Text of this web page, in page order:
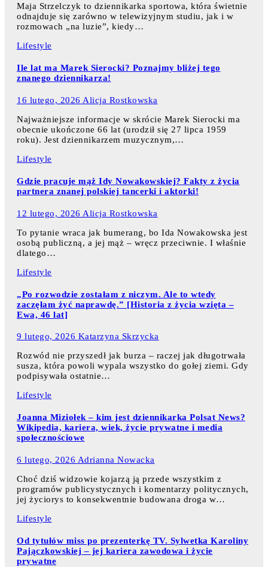
Maja Strzelczyk to dziennikarka sportowa, która świetnie
odnajduje się zarówno w telewizyjnym studiu, jak i w
rozmowach „na luzie”, kiedy…
Lifestyle
Ile lat ma Marek Sierocki? Poznajmy bliżej tego
znanego dziennikarza!
16 lutego, 2026 Alicja Rostkowska
Najważniejsze informacje w skrócie Marek Sierocki ma
obecnie ukończone 66 lat (urodził się 27 lipca 1959
roku). Jest dziennikarzem muzycznym,…
Lifestyle
Gdzie pracuje mąż Idy Nowakowskiej? Fakty z życia
partnera znanej polskiej tancerki i aktorki!
12 lutego, 2026 Alicja Rostkowska
To pytanie wraca jak bumerang, bo Ida Nowakowska jest
osobą publiczną, a jej mąż – wręcz przeciwnie. I właśnie
dlatego…
Lifestyle
„Po rozwodzie zostałam z niczym. Ale to wtedy
zaczęłam żyć naprawdę.” [Historia z życia wzięta –
Ewa, 46 lat]
9 lutego, 2026 Katarzyna Skrzycka
Rozwód nie przyszedł jak burza – raczej jak długotrwała
susza, która powoli wypala wszystko do gołej ziemi. Gdy
podpisywała ostatnie…
Lifestyle
Joanna Miziołek – kim jest dziennikarka Polsat News?
Wikipedia, kariera, wiek, życie prywatne i media
społecznościowe
6 lutego, 2026 Adrianna Nowacka
Choć dziś widzowie kojarzą ją przede wszystkim z
programów publicystycznych i komentarzy politycznych,
jej życiorys to konsekwentnie budowana droga w…
Lifestyle
Od tytułów miss po prezenterkę TV. Sylwetka Karoliny
Pajączkowskiej – jej kariera zawodowa i życie
prywatne